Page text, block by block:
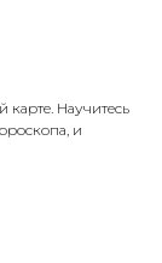
карте. Научитесь
и